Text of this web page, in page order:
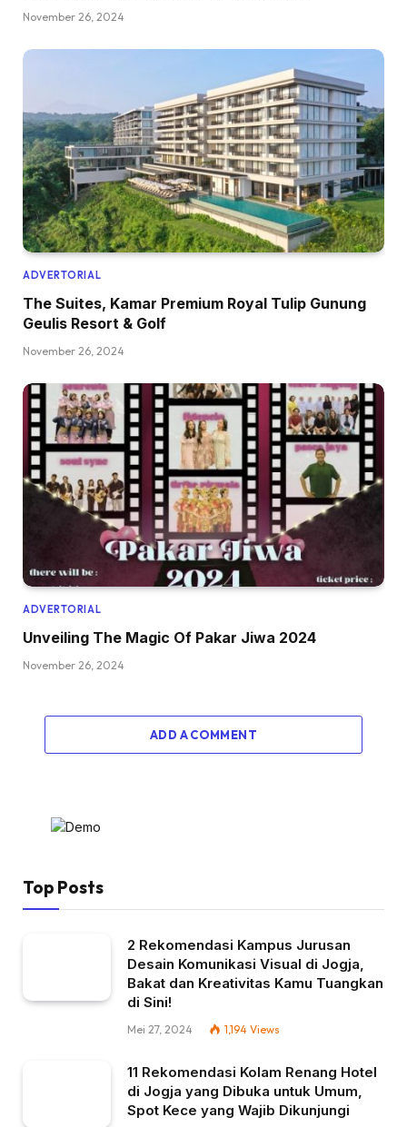
November 26, 2024
ADVERTORIAL
The Suites, Kamar Premium Royal Tulip Gunung
Geulis Resort & Golf
November 26, 2024
ADVERTORIAL
Unveiling The Magic Of Pakar Jiwa 2024
November 26, 2024
ADD A COMMENT
Top Posts
2 Rekomendasi Kampus Jurusan
Desain Komunikasi Visual di Jogja,
Bakat dan Kreativitas Kamu Tuangkan
di Sini!
Mei 27, 2024 1,194 Views
11 Rekomendasi Kolam Renang Hotel
di Jogja yang Dibuka untuk Umum,
Spot Kece yang Wajib Dikunjungi